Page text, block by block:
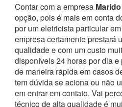
Contar com a empresa
opção, pois é mais em conta
por um eletricista particular
empresa certamente prestará
qualidade e com um custo
disponíveis 24 horas por dia
de maneira rápida em casos
tem dúvida se aciona ou não
em entrar em contato. Vai
técnico de alta qualidade é